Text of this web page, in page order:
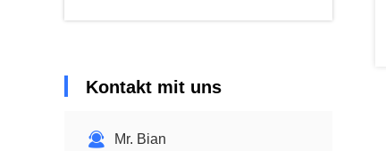
Kontakt mit uns
Mr. Bian